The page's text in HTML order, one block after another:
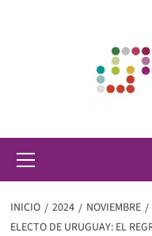
principal
INICIO 2024 NOVIEMBRE
ELECTO DE URUGUAY: EL